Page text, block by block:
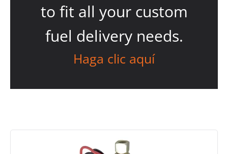
to fit all your custom
fuel delivery needs.
Haga clic aquí